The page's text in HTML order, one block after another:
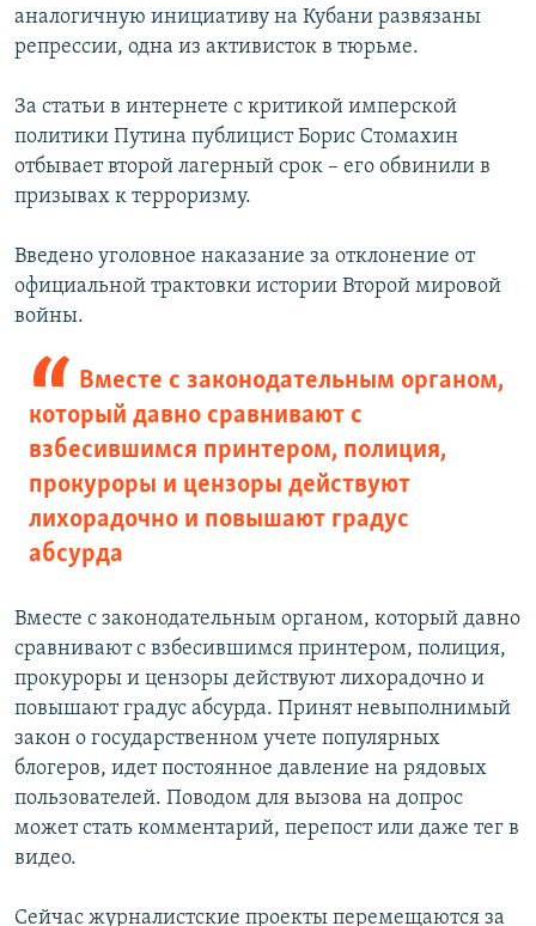
аналогичную инициативу на Кубани развязаны
репрессии, одна из активисток в тюрьме.
За статьи в интернете с критикой имперской
политики Путина публицист Борис Стомахин
отбывает второй лагерный срок – его обвинили в
призывах к терроризму.
Введено уголовное наказание за отклонение от
официальной трактовки истории Второй мировой
войны.
Вместе с законодательным органом,
который давно сравнивают с
взбесившимся принтером, полиция,
прокуроры и цензоры действуют
лихорадочно и повышают градус
абсурда
Вместе с законодательным органом, который давно
сравнивают с взбесившимся принтером, полиция,
прокуроры и цензоры действуют лихорадочно и
повышают градус абсурда. Принят невыполнимый
закон о государственном учете популярных
блогеров, идет постоянное давление на рядовых
пользователей. Поводом для вызова на допрос
может стать комментарий, перепост или даже тег в
видео.
Сейчас журналистские проекты перемещаются за